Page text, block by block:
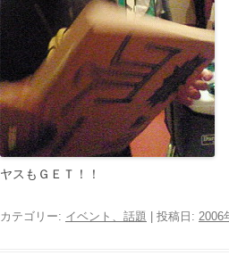
ヤスもＧＥＴ！！
カテゴリー: イベント、話題 | 投稿日: 2006